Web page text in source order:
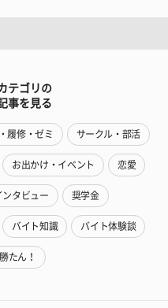
テゴリの
事を見る
履修・ゼミ サークル・部活
お出かけ・イベント 恋愛
ンタビュー 奨学金
バイト知識 バイト体験談
たん！